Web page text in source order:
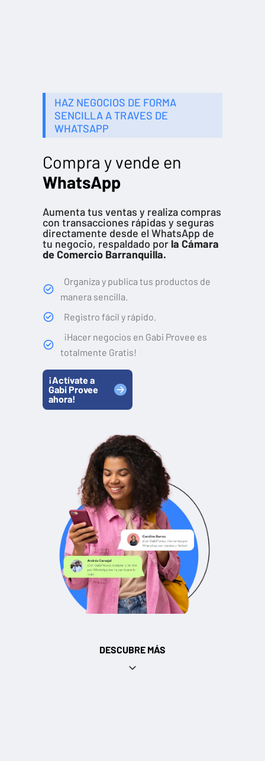
HAZ NEGOCIOS DE FORMA
SENCILLA A TRAVES DE
WHATSAPP
Compra y vende en
WhatsApp
Aumenta tus ventas y realiza compras
con transacciones rápidas y seguras
directamente desde el WhatsApp de
tu negocio, respaldado por la Cámara
de Comercio Barranquilla.
Organiza y publica tus productos de
manera sencilla.
Registro fácil y rápido.
¡Hacer negocios en Gabi Provee es
totalmente Gratis!
¡Actívate a
Gabi Provee
ahora!
DESCUBRE MÁS